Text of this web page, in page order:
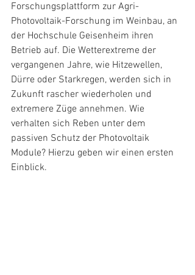
Forschungsplattform zur Agri-
Photovoltaik-Forschung im Weinbau, an
der Hochschule Geisenheim ihren
Betrieb auf. Die Wetterextreme der
vergangenen Jahre, wie Hitzewellen,
Dürre oder Starkregen, werden sich in
Zukunft rascher wiederholen und
extremere Züge annehmen. Wie
verhalten sich Reben unter dem
passiven Schutz der Photovoltaik
Module? Hierzu geben wir einen ersten
Einblick.